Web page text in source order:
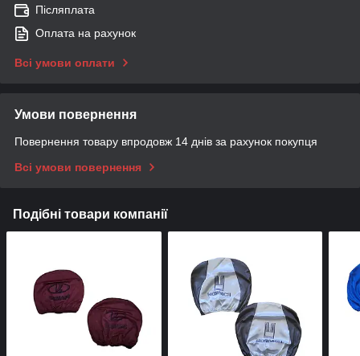
Післяплата
Оплата на рахунок
Всі умови оплати
Умови повернення
Повернення товару впродовж 14 днів за рахунок покупця
Всі умови повернення
Подібні товари компанії